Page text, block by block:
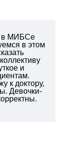
в МИБСе
в этом
и
к доктору,
Девочки-